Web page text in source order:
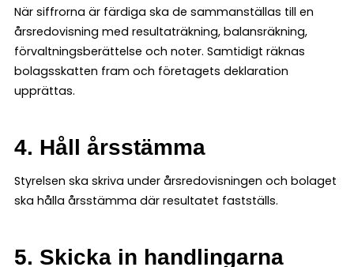
När siffrorna är färdiga ska de sammanställas till en
årsredovisning med resultaträkning, balansräkning,
förvaltningsberättelse och noter. Samtidigt räknas
bolagsskatten fram och företagets deklaration
upprättas.
4. Håll årsstämma
Styrelsen ska skriva under årsredovisningen och bolaget
ska hålla årsstämma där resultatet fastställs.
5. Skicka in handlingarna